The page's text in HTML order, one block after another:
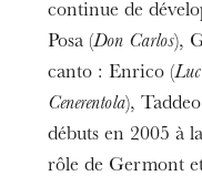
continue de
Posa (Don Carlos),
canto : Enrico (
Cenerentola),
débuts en 2005 à
rôle de Germont